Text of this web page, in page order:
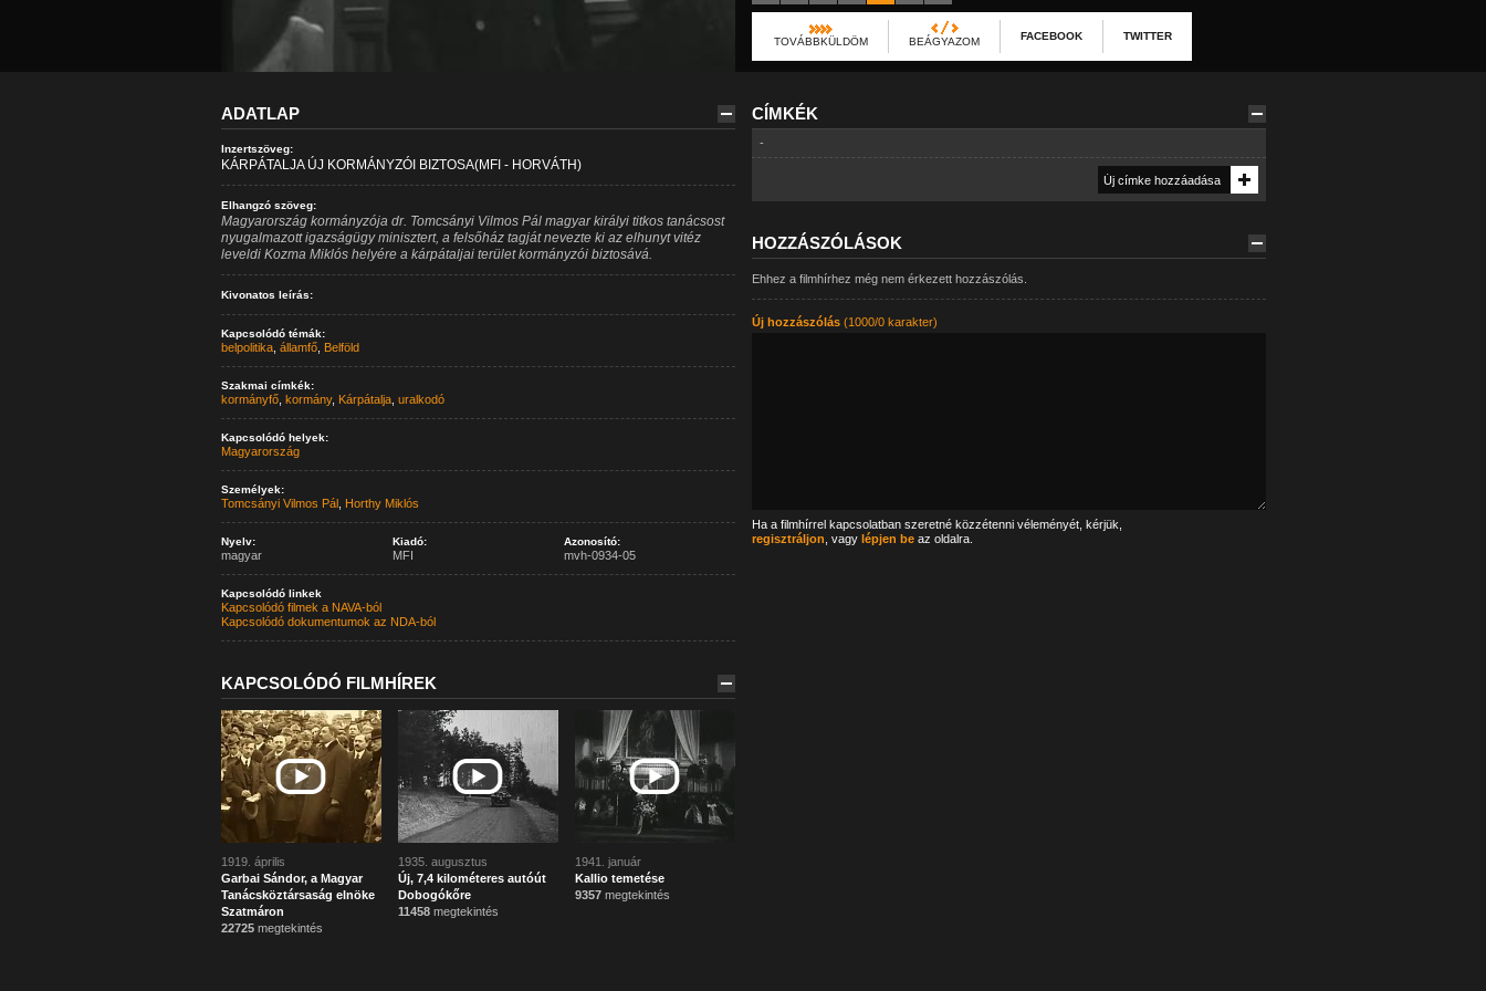
TOVÁBBKÜLDÖM BEÁGYAZOM FACEBOOK TWITTER
ADATLAP
Inzertszöveg:
KÁRPÁTALJA ÚJ KORMÁNYZÓI BIZTOSA(MFI - HORVÁTH)
Elhangzó szöveg:
Magyarország kormányzója dr. Tomcsányi Vilmos Pál magyar királyi titkos tanácsost
nyugalmazott igazságügy minisztert, a felsőház tagját nevezte ki az elhunyt vitéz
leveldi Kozma Miklós helyére a kárpátaljai terület kormányzói biztosává.
Kivonatos leírás:
Kapcsolódó témák:
belpolitika, államfő, Belföld
Szakmai címkék:
kormányfő, kormány, Kárpátalja, uralkodó
Kapcsolódó helyek:
Magyarország
Személyek:
Tomcsányi Vilmos Pál, Horthy Miklós
Nyelv:
magyar
Kiadó:
MFI
Azonosító:
mvh-0934-05
Kapcsolódó linkek
Kapcsolódó filmek a NAVA-ból
Kapcsolódó dokumentumok az NDA-ból
KAPCSOLÓDÓ FILMHÍREK
1919. április
Garbai Sándor, a Magyar
Tanácsköztársaság elnöke
Szatmáron
22725megtekintés
1935. augusztus
Új, 7,4 kilométeres autóút
Dobogókőre
11458megtekintés
1941. január
Kallio temetése
9357megtekintés
CÍMKÉK
-
HOZZÁSZÓLÁSOK
Ehhez a filmhírhez még nem érkezett hozzászólás.
Új hozzászólás(1000/0 karakter)
Ha a filmhírrel kapcsolatban szeretné közzétenni véleményét, kérjük,
regisztráljon , vagy lépjen beaz oldalra.